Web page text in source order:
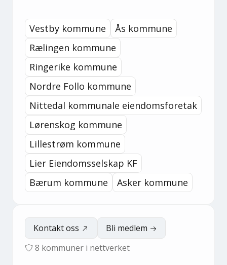
Vestby kommune
Ås kommune
Rælingen kommune
Ringerike kommune
Nordre Follo kommune
Nittedal kommunale eiendomsforetak
Lørenskog kommune
Lillestrøm kommune
Lier Eiendomsselskap KF
Bærum kommune
Asker kommune
Kontakt oss
Bli medlem
8 kommuner i nettverket